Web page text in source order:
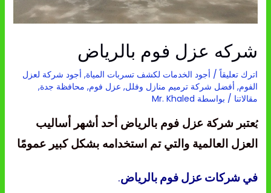
شركه عزل فوم بالرياض
اترك تعليقاً / أجود الخدمات لكشف تسربات المياة, أجود شركة لعزل
الفوم, أفضل شركة ترميم منازل وفلل, عزل فوم, محافظة جدة,
مقالاتنا / بواسطة Mr. Khaled
يُعتبر شركة عزل فوم بالرياض أحد أشهر أساليب
العزل العالمية والتي تم استخدامه بشكل كبير عمومًا
في شركات عزل فوم بالرياض.